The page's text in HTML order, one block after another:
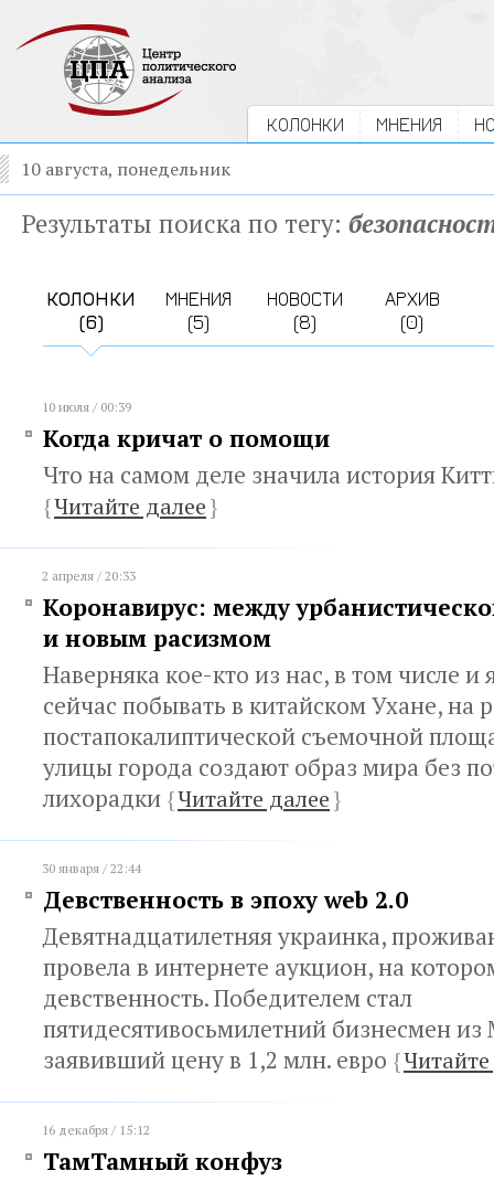
КОЛОНКИ МНЕНИЯ
10 августа, понедельник
Результаты поиска по тегу:
КОЛОНКИ
(6)
МНЕНИЯ
(5)
НОВОСТИ
(8)
АРХИВ
(0)
10 июля / 00:39
Когда кричат о помощи
Что на самом деле значила история
{Читайте далее}
2 апреля / 20:33
Коронавирус: между
и новым расизмом
Наверняка кое-кто из нас, в том числе и
сейчас побывать в китайском Ухане, на
постапокалиптической съемочной
улицы города создают образ мира без
лихорадки {Читайте далее}
30 января / 22:44
Девственность в эпоху web 2.0
Девятнадцатилетняя украинка,
провела в интернете аукцион, на
девственность. Победителем стал
пятидесятивосьмилетний бизнесмен
заявивший цену в 1,2 млн. евро {
16 декабря / 15:12
ТамТамный конфуз